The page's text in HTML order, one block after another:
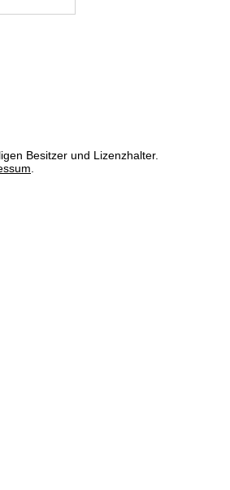
Besitzer und Lizenzhalter.